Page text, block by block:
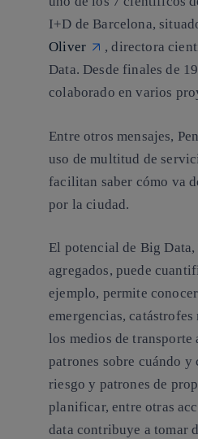
I+D de Barcelona,
Oliver
, directora
Data. Desde finales de
colaborado en varios
Entre otros mensajes,
uso de multitud de
facilitan saber cómo va
por la ciudad.
El potencial de Big Data,
agregados, puede
ejemplo, permite
emergencias,
los medios de transporte
patrones sobre cuándo
riesgo y patrones de
planificar, entre otras
data contribuye a tomar